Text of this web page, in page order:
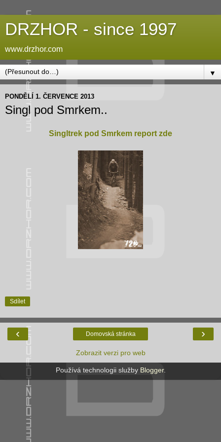
DRZHOR - since 1997
www.drzhor.com
▼
PONDĚLÍ 1. ČERVENCE 2013
Singl pod Smrkem..
Singltrek pod Smrkem report zde
Sdílet
‹ ›
Domovská stránka
Zobrazit verzi pro web
Používá technologii služby Blogger.